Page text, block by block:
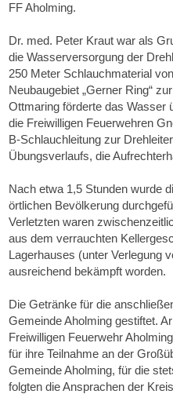
FF Aholming.
Dr. med. Peter Kraut war als
die Wasserversorgung der
250 Meter Schlauchmaterial
Neubaugebiet „Gerner Ring“
Ottmaring förderte das Wasser
die Freiwilligen Feuerwehren
B-Schlauchleitung zur
Übungsverlaufs, die
Nach etwa 1,5 Stunden wurde
örtlichen Bevölkerung
Verletzten waren
aus dem verrauchten
Lagerhauses (unter Verlegung
ausreichend bekämpft worden.
Die Getränke für die
Gemeinde Aholming gestiftet.
Freiwilligen Feuerwehr
für ihre Teilnahme an der
Gemeinde Aholming, für die
folgten die Ansprachen der